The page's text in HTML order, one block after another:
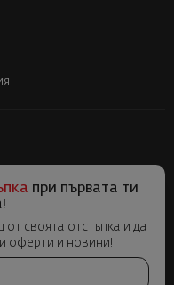
при първата ти
своята отстъпка и да
оферти и новини!